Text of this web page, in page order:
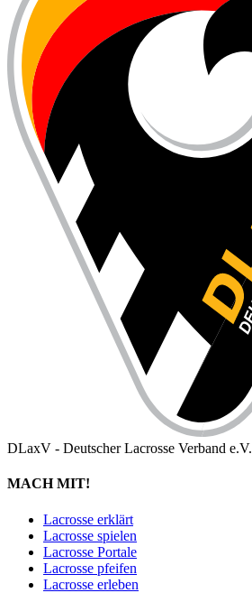
DLaxV - Deutscher Lacrosse Verband e.V.
MACH MIT!
Lacrosse erklärt
Lacrosse spielen
Lacrosse Portale
Lacrosse pfeifen
Lacrosse erleben